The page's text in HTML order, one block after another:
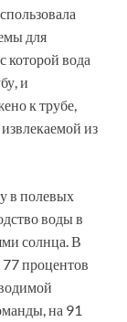
для
которой вода
и
к трубе,
из
в полевых
воды в
солнца. В
процентов
на 91